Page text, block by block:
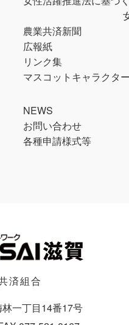
農業共済新聞
広報紙
リンク集
マスコットキャラクタ
NEWS
お問い合わせ
各種申請様式等
済組合
一丁目14番17号